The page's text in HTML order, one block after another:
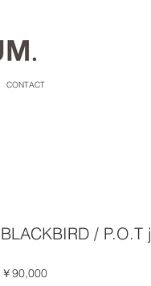
CONTACT
BLACKBIRD / P.O.T
￥90,000価